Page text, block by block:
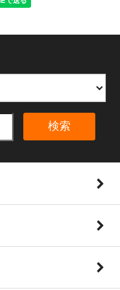
検索